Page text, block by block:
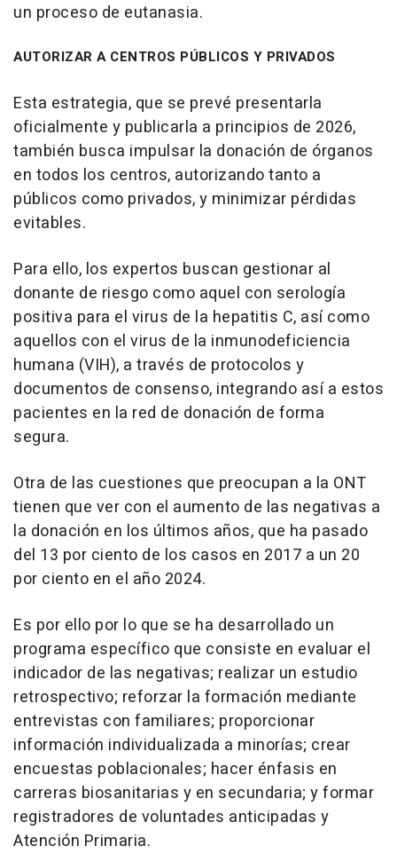
un proceso de eutanasia.
AUTORIZAR A CENTROS PÚBLICOS Y PRIVADOS
Esta estrategia, que se prevé presentarla
oficialmente y publicarla a principios de 2026,
también busca impulsar la donación de órganos
en todos los centros, autorizando tanto a
públicos como privados, y minimizar pérdidas
evitables.
Para ello, los expertos buscan gestionar al
donante de riesgo como aquel con serología
positiva para el virus de la hepatitis C, así como
aquellos con el virus de la inmunodeficiencia
humana (VIH), a través de protocolos y
documentos de consenso, integrando así a estos
pacientes en la red de donación de forma
segura.
Otra de las cuestiones que preocupan a la ONT
tienen que ver con el aumento de las negativas a
la donación en los últimos años, que ha pasado
del 13 por ciento de los casos en 2017 a un 20
por ciento en el año 2024.
Es por ello por lo que se ha desarrollado un
programa específico que consiste en evaluar el
indicador de las negativas; realizar un estudio
retrospectivo; reforzar la formación mediante
entrevistas con familiares; proporcionar
información individualizada a minorías; crear
encuestas poblacionales; hacer énfasis en
carreras biosanitarias y en secundaria; y formar
registradores de voluntades anticipadas y
Atención Primaria.